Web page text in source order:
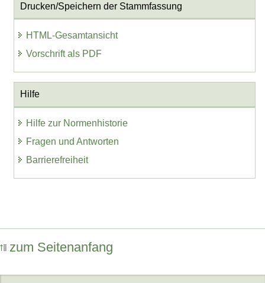
Drucken/Speichern der Stammfassung
HTML-Gesamtansicht
Vorschrift als PDF
Hilfe
Hilfe zur Normenhistorie
Fragen und Antworten
Barrierefreiheit
zum Seitenanfang